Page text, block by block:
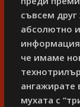
съвсем
абсолютно
информация
че имаме
ангажирате
мухата с